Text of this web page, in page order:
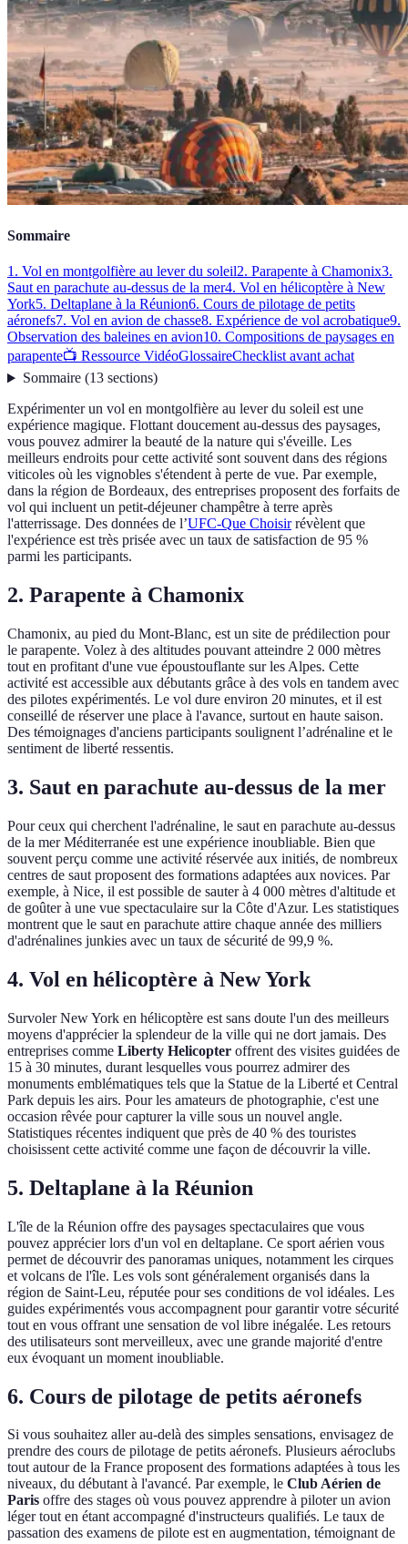
Sommaire
1. Vol en montgolfière au lever du soleil2. Parapente à Chamonix3.
Saut en parachute au-dessus de la mer4. Vol en hélicoptère à New
York5. Deltaplane à la Réunion6. Cours de pilotage de petits
aéronefs7. Vol en avion de chasse8. Expérience de vol acrobatique9.
Observation des baleines en avion10. Compositions de paysages en
parapente📺 Ressource VidéoGlossaireChecklist avant achat
Sommaire(13 sections)
Expérimenter un vol en montgolfière au lever du soleil est une
expérience magique. Flottant doucement au-dessus des paysages,
vous pouvez admirer la beauté de la nature qui s'éveille. Les
meilleurs endroits pour cette activité sont souvent dans des régions
viticoles où les vignobles s'étendent à perte de vue. Par exemple,
dans la région de Bordeaux, des entreprises proposent des forfaits de
vol qui incluent un petit-déjeuner champêtre à terre après
l'atterrissage. Des données de l’UFC-Que Choisirrévèlent que
l'expérience est très prisée avec un taux de satisfaction de 95 %
parmi les participants.
2. Parapente à Chamonix
Chamonix, au pied du Mont-Blanc, est un site de prédilection pour
le parapente. Volez à des altitudes pouvant atteindre 2 000 mètres
tout en profitant d'une vue époustouflante sur les Alpes. Cette
activité est accessible aux débutants grâce à des vols en tandem avec
des pilotes expérimentés. Le vol dure environ 20 minutes, et il est
conseillé de réserver une place à l'avance, surtout en haute saison.
Des témoignages d'anciens participants soulignent l’adrénaline et le
sentiment de liberté ressentis.
3. Saut en parachute au-dessus de la mer
Pour ceux qui cherchent l'adrénaline, le saut en parachute au-dessus
de la mer Méditerranée est une expérience inoubliable. Bien que
souvent perçu comme une activité réservée aux initiés, de nombreux
centres de saut proposent des formations adaptées aux novices. Par
exemple, à Nice, il est possible de sauter à 4 000 mètres d'altitude et
de goûter à une vue spectaculaire sur la Côte d'Azur. Les statistiques
montrent que le saut en parachute attire chaque année des milliers
d'adrénalines junkies avec un taux de sécurité de 99,9 %.
4. Vol en hélicoptère à New York
Survoler New York en hélicoptère est sans doute l'un des meilleurs
moyens d'apprécier la splendeur de la ville qui ne dort jamais. Des
entreprises comme Liberty Helicopter offrent des visites guidées de
15 à 30 minutes, durant lesquelles vous pourrez admirer des
monuments emblématiques tels que la Statue de la Liberté et Central
Park depuis les airs. Pour les amateurs de photographie, c'est une
occasion rêvée pour capturer la ville sous un nouvel angle.
Statistiques récentes indiquent que près de 40 % des touristes
choisissent cette activité comme une façon de découvrir la ville.
5. Deltaplane à la Réunion
L'île de la Réunion offre des paysages spectaculaires que vous
pouvez apprécier lors d'un vol en deltaplane. Ce sport aérien vous
permet de découvrir des panoramas uniques, notamment les cirques
et volcans de l'île. Les vols sont généralement organisés dans la
région de Saint-Leu, réputée pour ses conditions de vol idéales. Les
guides expérimentés vous accompagnent pour garantir votre sécurité
tout en vous offrant une sensation de vol libre inégalée. Les retours
des utilisateurs sont merveilleux, avec une grande majorité d'entre
eux évoquant un moment inoubliable.
6. Cours de pilotage de petits aéronefs
Si vous souhaitez aller au-delà des simples sensations, envisagez de
prendre des cours de pilotage de petits aéronefs. Plusieurs aéroclubs
tout autour de la France proposent des formations adaptées à tous les
niveaux, du débutant à l'avancé. Par exemple, le Club Aérien de
Paris offre des stages où vous pouvez apprendre à piloter un avion
léger tout en étant accompagné d'instructeurs qualifiés. Le taux de
passation des examens de pilote est en augmentation, témoignant de